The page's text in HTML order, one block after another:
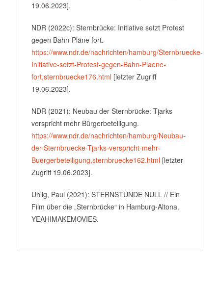
19.06.2023].
NDR (2022c): Sternbrücke: Initiative setzt Protest
gegen Bahn-Pläne fort.
https://www.ndr.de/nachrichten/hamburg/Sternbruecke-
Initiative-setzt-Protest-gegen-Bahn-Plaene-
fort,sternbruecke176.html[letzter Zugriff
19.06.2023].
NDR (2021): Neubau der Sternbrücke: Tjarks
verspricht mehr Bürgerbeteiligung.
https://www.ndr.de/nachrichten/hamburg/Neubau-
der-Sternbruecke-Tjarks-verspricht-mehr-
Buergerbeteiligung,sternbruecke162.html[letzter
Zugriff 19.06.2023].
Uhlig, Paul (2021): STERNSTUNDE NULL // Ein
Film über die „Sternbrücke“ in Hamburg-Altona.
YEAHIMAKEMOVIES.